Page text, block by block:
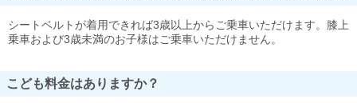
シートベルトが着用できれば3歳以上からご乗車いただけます。膝上
乗車および3歳未満のお子様はご乗車いただけません。
こども料金はありますか？